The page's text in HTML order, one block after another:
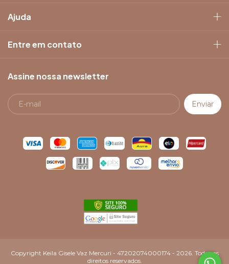
Ajuda
Entre em contato
Assine nossa newsletter
Copyright Keila Gisele Vaz Mercuri - 47202074000174 - 2026. Todos os
direitos reservados.